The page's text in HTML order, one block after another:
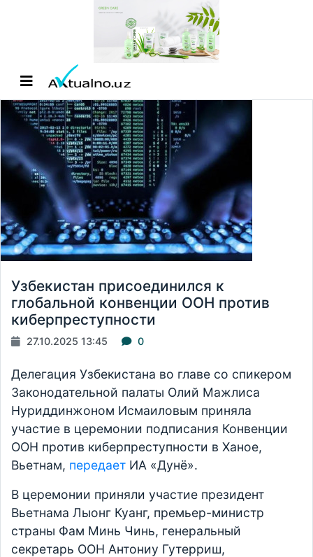
Узбекистан присоединился к
глобальной конвенции ООН против
киберпреступности
27.10.2025 13:45 0
Делегация Узбекистана во главе со спикером
Законодательной палаты Олий Мажлиса
Нуриддинжоном Исмаиловым приняла
участие в церемонии подписания Конвенции
ООН против киберпреступности в Ханое,
Вьетнам, передает ИА «Дунё».
В церемонии приняли участие президент
Вьетнама Лыонг Куанг, премьер-министр
страны Фам Минь Чинь, генеральный
секретарь ООН Антониу Гутерриш,